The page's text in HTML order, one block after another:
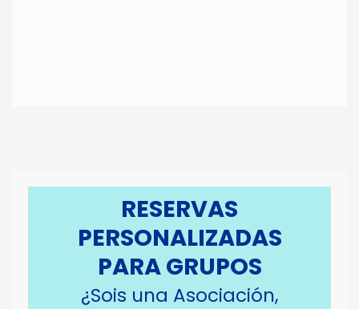
RESERVAS
PERSONALIZADAS
PARA GRUPOS
¿Sois una Asociación,